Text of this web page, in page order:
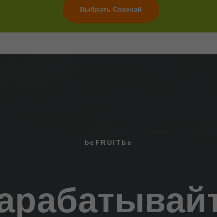
Выбрать Сокочай
beFRUITbe